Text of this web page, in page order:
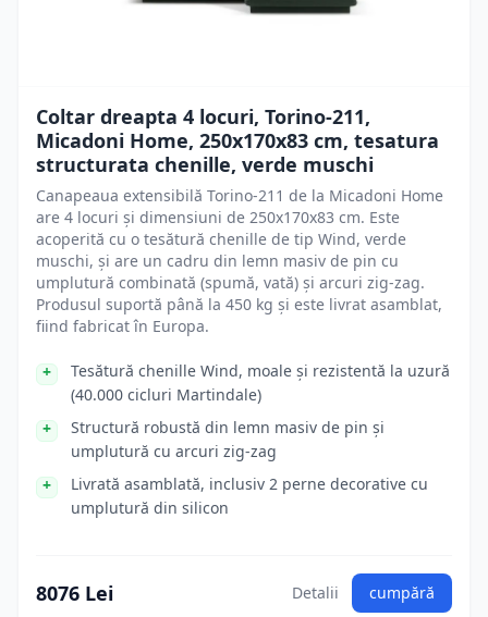
Coltar dreapta 4 locuri, Torino-211,
Micadoni Home, 250x170x83 cm, tesatura
structurata chenille, verde muschi
Canapeaua extensibilă Torino-211 de la Micadoni Home
are 4 locuri și dimensiuni de 250x170x83 cm. Este
acoperită cu o tesătură chenille de tip Wind, verde
muschi, și are un cadru din lemn masiv de pin cu
umplutură combinată (spumă, vată) și arcuri zig-zag.
Produsul suportă până la 450 kg și este livrat asamblat,
fiind fabricat în Europa.
Tesătură chenille Wind, moale și rezistentă la uzură
(40.000 cicluri Martindale)
Structură robustă din lemn masiv de pin și
umplutură cu arcuri zig-zag
Livrată asamblată, inclusiv 2 perne decorative cu
umplutură din silicon
8076 Lei Detalii cumpără